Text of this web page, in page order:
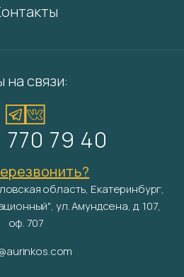
на связи:
79 40
область, Екатеринбург,
ул. Амундсена, д. 107,
оф. 707